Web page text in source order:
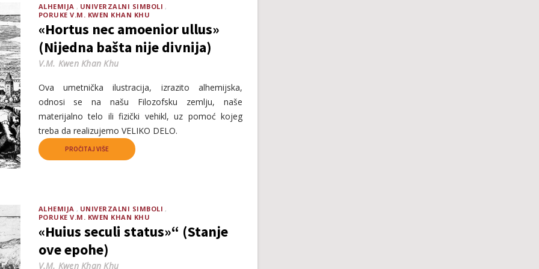
ALHEMIJA
UNIVERZALNI SIMBOLI
PORUKE V.M. KWEN KHAN KHU
«Hortus nec amoenior ullus»
(Nijedna bašta nije divnija)
V.M. Kwen Khan Khu
Ova umetnička ilustracija, izrazito alhemijska,
odnosi se na našu Filozofsku zemlju, naše
materijalno telo ili fizički vehikl, uz pomoć kojeg
treba da realizujemo VELIKO DELO.
PROČITAJ VIŠE
ALHEMIJA
UNIVERZALNI SIMBOLI
PORUKE V.M. KWEN KHAN KHU
«Huius seculi status»“ (Stanje
ove epohe)
V.M. Kwen Khan Khu